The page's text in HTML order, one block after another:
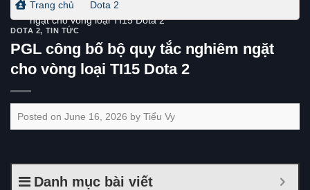
Trang chủ Dota 2
ngặt cho vòng loại TI15 Dota 2
DOTA 2, TIN TỨC
PGL công bố bộ quy tắc nghiêm ngặt
cho vòng loại TI15 Dota 2
Posted on June 16, 2026 by Tiểu Vy
Danh mục bài viết